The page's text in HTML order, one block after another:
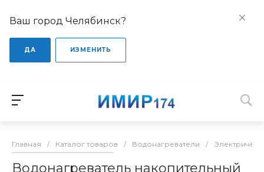
Ваш город Челябинск?
ДА ИЗМЕНИТЬ
Главная / Каталог товаров / Водонагреватели /
Водонагреватель накопительный